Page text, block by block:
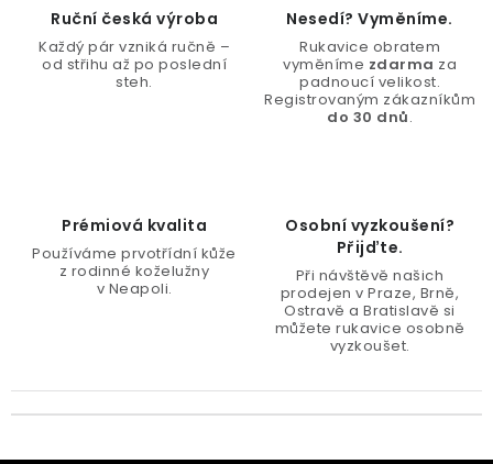
Ruční česká výroba
Každý pár vzniká ručně –
od střihu až po poslední
steh.
Nesedí? Vyměníme.
Rukavice obratem
vyměníme zdarma za
padnoucí velikost.
Registrovaným zákazníkům
do 30 dnů.
Prémiová kvalita
Používáme prvotřídní kůže
z rodinné koželužny
v Neapoli.
Osobní vyzkoušení?
Přijďte.
Při návštěvě našich
prodejen v Praze, Brně,
Ostravě a Bratislavě si
můžete rukavice osobně
vyzkoušet.